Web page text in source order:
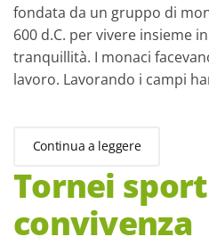
fondata da un gruppo di
600 d.C. per vivere insieme
tranquillità. I monaci
lavoro. Lavorando i campi
Continua a leggere
Tornei
convivenza